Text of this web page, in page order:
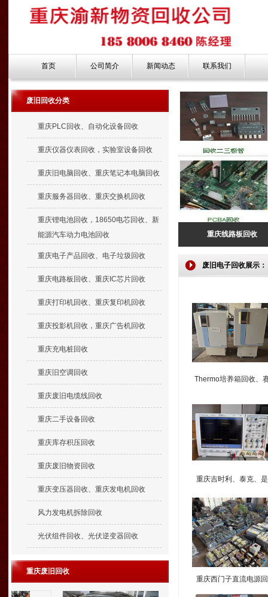
首页 公司简介 新闻动态 联系我们
废旧回收分类
重庆PLC回收、自动化设备回收
重庆仪器仪表回收，实验室设备回收
重庆旧电脑回收、重庆笔记本电脑回收
重庆服务器回收、重庆交换机回收
重庆锂电池回收，18650电芯回收、新
能源汽车动力电池回收
重庆电子产品回收、电子垃圾回收
重庆电路板回收、重庆IC芯片回收
重庆打印机回收、重庆复印机回收
重庆投影机回收，重庆广告机回收
重庆充电桩回收
重庆旧空调回收
重庆废旧电缆线回收
重庆二手设备回收
重庆库存积压回收
重庆废旧物资回收
重庆变压器回收、重庆发电机回收
风力发电机拆除回收
光伏组件回收、光伏逆变器回收
重庆废旧回收
重庆线路板回收
废旧电子回收展示：
Thermo培养箱回收、
重庆吉时利、泰克、是
桥、示波器回收
重庆西门子直流电源回
收，重庆西门子plc模